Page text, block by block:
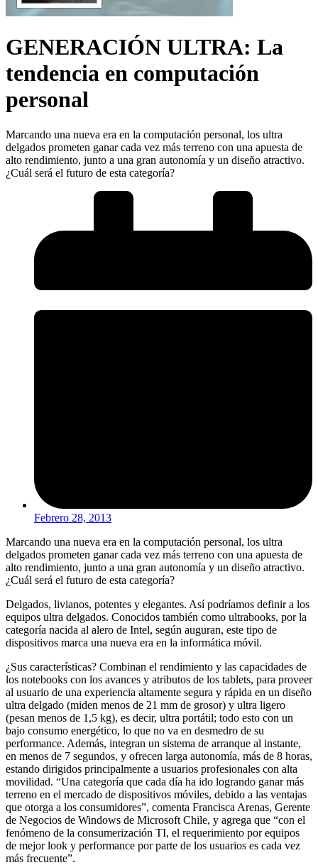
GENERACIÓN ULTRA: La
tendencia en computación
personal
Marcando una nueva era en la computación personal, los ultra
delgados prometen ganar cada vez más terreno con una apuesta de
alto rendimiento, junto a una gran autonomía y un diseño atractivo.
¿Cuál será el futuro de esta categoría?
Febrero 28, 2013
Marcando una nueva era en la computación personal, los ultra
delgados prometen ganar cada vez más terreno con una apuesta de
alto rendimiento, junto a una gran autonomía y un diseño atractivo.
¿Cuál será el futuro de esta categoría?
Delgados, livianos, potentes y elegantes. Así podríamos definir a los
equipos ultra delgados. Conocidos también como ultrabooks, por la
categoría nacida al alero de Intel, según auguran, este tipo de
dispositivos marca una nueva era en la informática móvil.
¿Sus características? Combinan el rendimiento y las capacidades de
los notebooks con los avances y atributos de los tablets, para proveer
al usuario de una experiencia altamente segura y rápida en un diseño
ultra delgado (miden menos de 21 mm de grosor) y ultra ligero
(pesan menos de 1,5 kg), es decir, ultra portátil; todo esto con un
bajo consumo energético, lo que no va en desmedro de su
performance. Además, integran un sistema de arranque al instante,
en menos de 7 segundos, y ofrecen larga autonomía, más de 8 horas,
estando dirigidos principalmente a usuarios profesionales con alta
movilidad. “Una categoría que cada día ha ido logrando ganar más
terreno en el mercado de dispositivos móviles, debido a las ventajas
que otorga a los consumidores”, comenta Francisca Arenas, Gerente
de Negocios de Windows de Microsoft Chile, y agrega que “con el
fenómeno de la consumerización TI, el requerimiento por equipos
de mejor look y performance por parte de los usuarios es cada vez
más frecuente”.